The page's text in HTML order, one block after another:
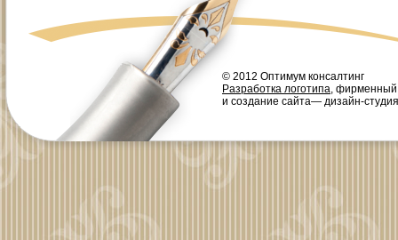
© 2012 Оптимум консалтинг
Разработка логотипа, фирменный
и создание сайта— дизайн-